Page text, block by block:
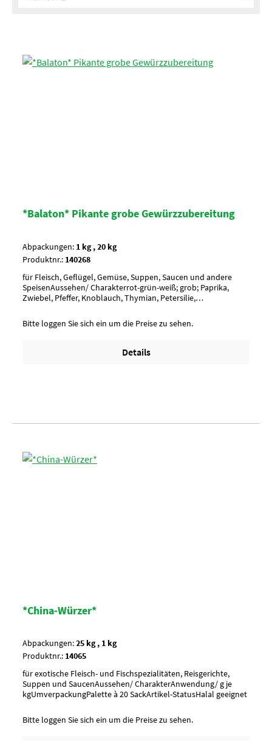
*Balaton* Pikante grobe Gewürzzubereitung
Abpackungen:
1 kg , 20 kg
Produktnr.: 140268
für Fleisch, Geflügel, Gemüse, Suppen, Saucen und andere
SpeisenAussehen/ Charakterrot-grün-weiß; grob; Paprika,
Zwiebel, Pfeffer, Knoblauch, Thymian, Petersilie,
g je kgUmverpackung15 Btl. je Krt. (DF 100) / 36 Krt. per
PaletteArtikel-StatusHalal geeignet
Bitte loggen Sie sich ein um die Preise zu sehen.
Details
*China-Würzer*
Abpackungen:
25 kg , 1 kg
Produktnr.: 14065
für exotische Fleisch- und Fischspezialitäten, Reisgerichte,
Suppen und SaucenAussehen/ CharakterAnwendung/ g je
kgUmverpackungPalette à 20 SackArtikel-StatusHalal geeignet
Bitte loggen Sie sich ein um die Preise zu sehen.